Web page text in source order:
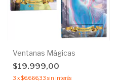
Ventanas Mágicas
$19.999,00
3 x$6.666,33 sin interés